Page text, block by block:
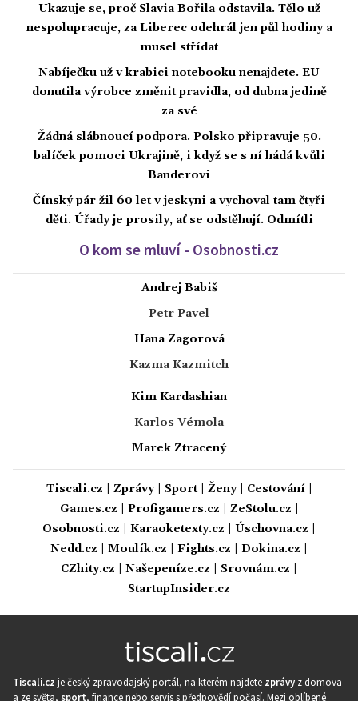
Ukazuje se, proč Slavia Bořila odstavila. Tělo už
nespolupracuje, za Liberec odehrál jen půl hodiny a
musel střídat
Nabíječku už v krabici notebooku nenajdete. EU
donutila výrobce změnit pravidla, od dubna jedině
za své
Žádná slábnoucí podpora. Polsko připravuje 50.
balíček pomoci Ukrajině, i když se s ní hádá kvůli
Banderovi
Čínský pár žil 60 let v jeskyni a vychoval tam čtyři
děti. Úřady je prosily, ať se odstěhují. Odmítli
O kom se mluví - Osobnosti.cz
Andrej Babiš
Petr Pavel
Hana Zagorová
Kazma Kazmitch
Kim Kardashian
Karlos Vémola
Marek Ztracený
Tiscali.cz Zprávy| Sport| Ženy| Cestování|
Games.cz
Profigamers.cz ZeStolu.cz
Osobnosti.cz
Karaoketexty.cz Úschovna.cz
Nedd.cz
Moulík.cz Fights.cz Dokina.cz
CZhity.cz
Našepeníze.cz Srovnám.cz
StartupInsider.cz
Tiscali.cz je český zpravodajský portál, na kterém najdete zprávy z domova
a ze světa, sport, finance nebo servis s předpovědí počasí. Mezi oblíbené